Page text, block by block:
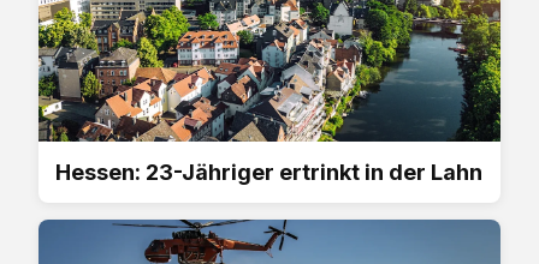
Hessen: 23-Jähriger ertrinkt in der Lahn